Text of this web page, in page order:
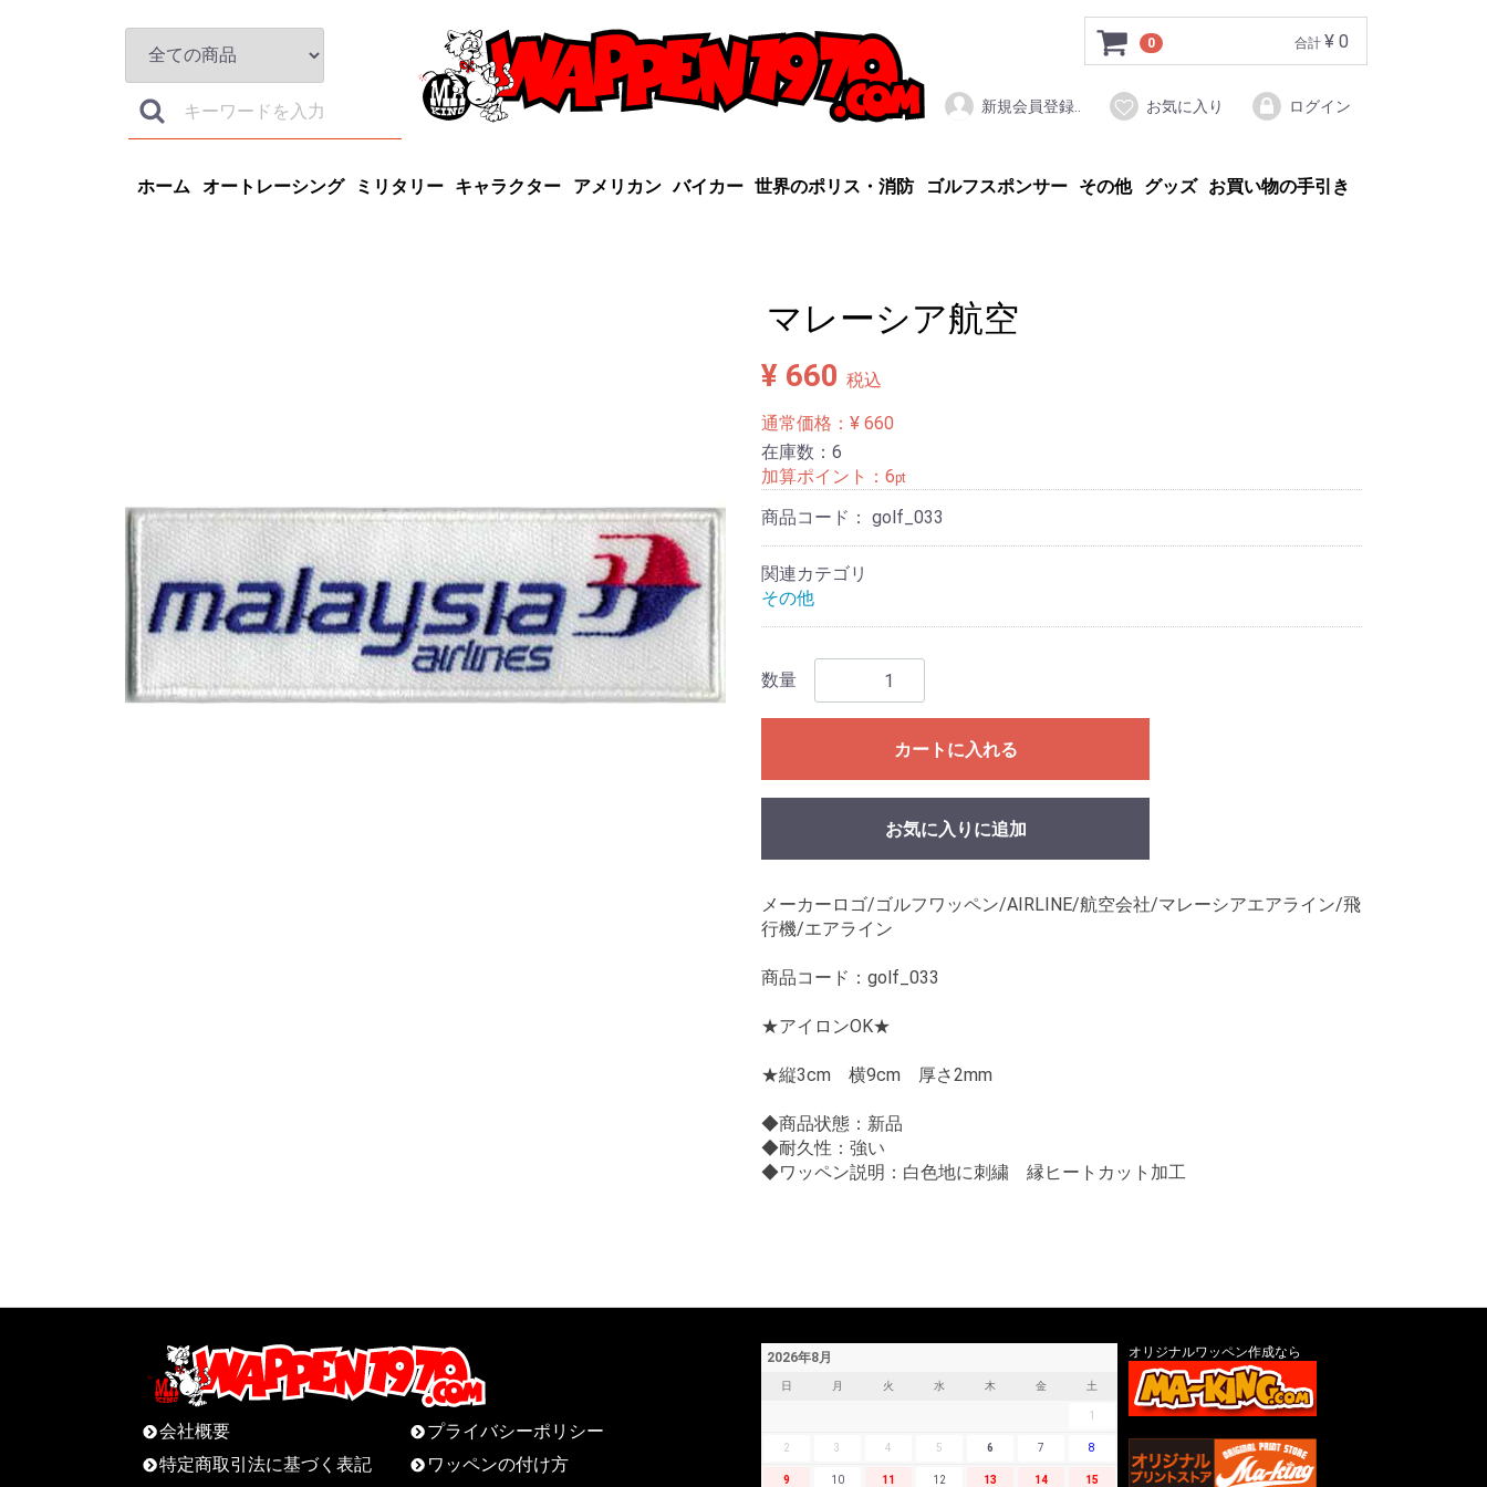
0 合計 ¥ 0
新規会員登録.. お気に入り ログイン
ホーム オートレーシング ミリタリー キャラクター アメリカン バイカー 世界のポリス・消防 ゴルフスポンサー その他 グッズ お買い物の手引き
マレーシア航空
¥ 660 税込
通常価格：¥ 660
在庫数：6
加算ポイント： 6pt
商品コード： golf_033
関連カテゴリ
その他
数量
カートに入れる
お気に入りに追加
メーカーロゴ/ゴルフワッペン/AIRLINE/航空会社/マレーシアエアライン/飛
行機/エアライン
商品コード：golf_033
★アイロンOK★
★縦3cm 横9cm 厚さ2mm
◆商品状態：新品
◆耐久性：強い
◆ワッペン説明：白色地に刺繍 縁ヒートカット加工
会社概要
プライバシーポリシー
特定商取引法に基づく表記
ワッペンの付け方
2026年8月
日 月 火 水 木 金 土
1
2 3 4 5 6 7 8
9 10 11 12 13 14 15
オリジナルワッペン作成なら